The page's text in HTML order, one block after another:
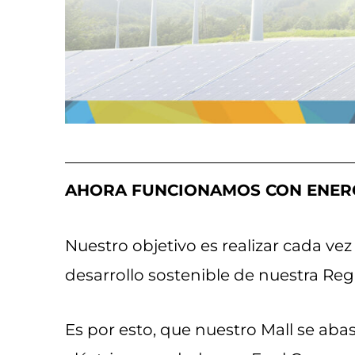
AHORA FUNCIONAMOS CON
Nuestro objetivo es realizar cada
desarrollo sostenible de nuestra
Es por esto, que nuestro Mall se